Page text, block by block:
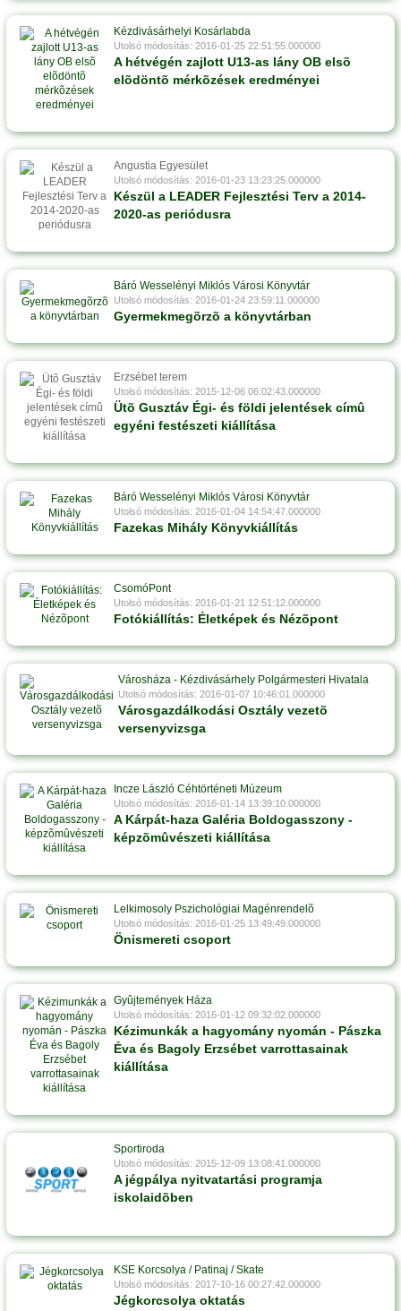
Kézdivásárhelyi Kosárlabda
Utolsó módosítás: 2016-01-25 22:51:55.000000
A hétvégén zajlott U13-as lány OB elsõ
elõdöntõ mérkõzések eredményei
Angustia Egyesület
Utolsó módosítás: 2016-01-23 13:23:25.000000
Készül a LEADER Fejlesztési Terv a 2014-
2020-as periódusra
Báró Wesselényi Miklós Városi Könyvtár
Utolsó módosítás: 2016-01-24 23:59:11.000000
Gyermekmegõrzõ a könyvtárban
Erzsébet terem
Utolsó módosítás: 2015-12-06 06:02:43.000000
Ütõ Gusztáv Égi- és földi jelentések címû
egyéni festészeti kiállítása
Báró Wesselényi Miklós Városi Könyvtár
Utolsó módosítás: 2016-01-04 14:54:47.000000
Fazekas Mihály Könyvkiállítás
CsomóPont
Utolsó módosítás: 2016-01-21 12:51:12.000000
Fotókiállítás: Életképek és Nézõpont
Városháza - Kézdivásárhely Polgármesteri Hivatala
Utolsó módosítás: 2016-01-07 10:46:01.000000
Városgazdálkodási Osztály vezetõ
versenyvizsga
Incze László Céhtörténeti Múzeum
Utolsó módosítás: 2016-01-14 13:39:10.000000
A Kárpát-haza Galéria Boldogasszony -
képzõmûvészeti kiállítása
Lelkimosoly Pszichológiai Magénrendelõ
Utolsó módosítás: 2016-01-25 13:49:49.000000
Önismereti csoport
Gyûjtemények Háza
Utolsó módosítás: 2016-01-12 09:32:02.000000
Kézimunkák a hagyomány nyomán - Pászka
Éva és Bagoly Erzsébet varrottasainak
kiállítása
Sportiroda
Utolsó módosítás: 2015-12-09 13:08:41.000000
A jégpálya nyitvatartási programja
iskolaidõben
KSE Korcsolya / Patinaj / Skate
Utolsó módosítás: 2017-10-16 00:27:42.000000
Jégkorcsolya oktatás